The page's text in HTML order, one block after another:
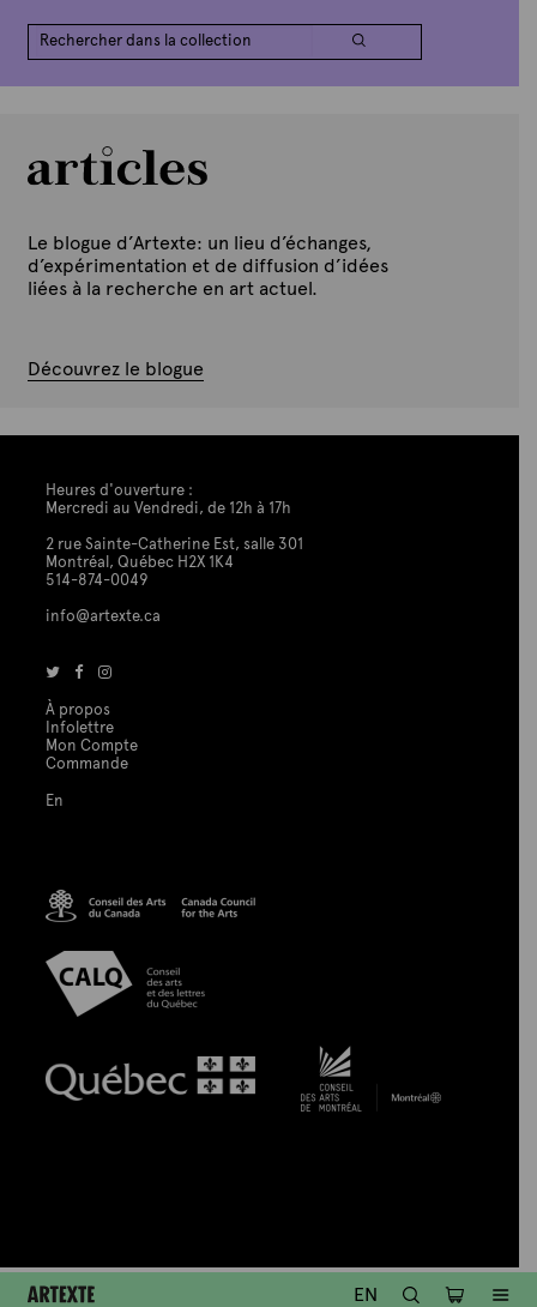
Artexte EN RECHERCHE
PANIER
Le blogue d’Artexte: un lieu d’échanges,
d’expérimentation et de diffusion d’idées
liées à la recherche en art actuel.
Découvrez le blogue
Heures d'ouverture :
Mercredi au Vendredi, de 12h à 17h
2 rue Sainte-Catherine Est, salle 301
Montréal, Québec H2X 1K4
514-874-0049
info@artexte.ca
À propos
Infolettre
Mon Compte
Commande
En